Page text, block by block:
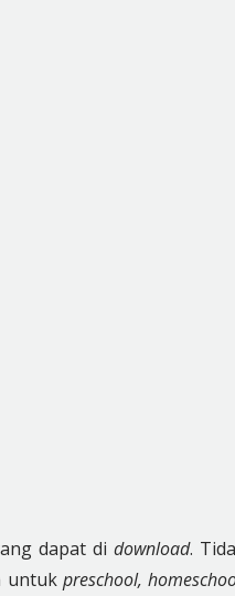
dapat di download.
untuk preschool,